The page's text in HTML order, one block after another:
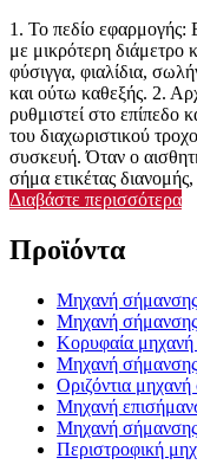
1. Το πεδίο εφαρμογής:
με μικρότερη διάμετρο
φύσιγγα, φιαλίδια,
και ούτω καθεξής. 2.
ρυθμιστεί στο επίπεδο
του διαχωριστικού
συσκευή. Όταν ο
σήμα ετικέτας
Διαβάστε περισσότερα
Προϊόντα
Μηχανή σήμανσης
Μηχανή
Κορυφαία μηχανή
Μηχανή
Οριζόντια
Μηχανή
Μηχανή
Περιστροφική